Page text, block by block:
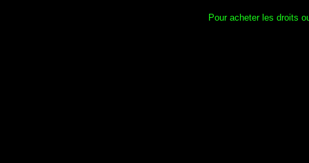
Pour acheter les droits